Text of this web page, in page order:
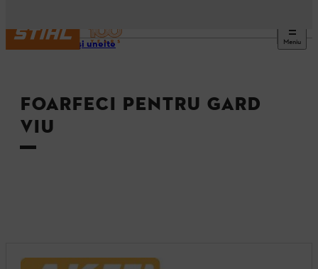
Meniu
Utilaje şi unelte
FOARFECI PENTRU GARD
VIU